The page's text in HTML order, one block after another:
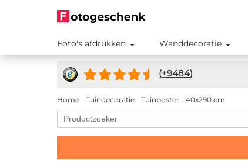
Foto's afdrukken Wanddecoratie
(+9484)
Home Tuindecoratie Tuinposter 40x290 cm